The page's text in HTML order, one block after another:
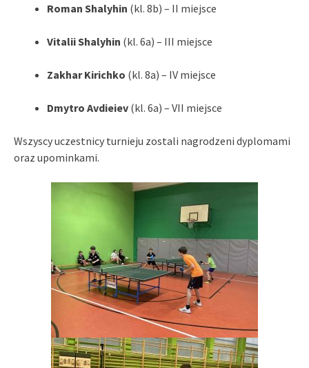
Roman Shalyhin (kl. 8b) – II miejsce
Vitalii Shalyhin (kl. 6a) – III miejsce
Zakhar Kirichko (kl. 8a) – IV miejsce
Dmytro Avdieiev (kl. 6a) – VII miejsce
Wszyscy uczestnicy turnieju zostali nagrodzeni dyplomami
oraz upominkami.